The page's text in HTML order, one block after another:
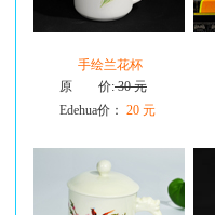
手绘兰花杯
原 价:30 元
Edehua价： 20 元